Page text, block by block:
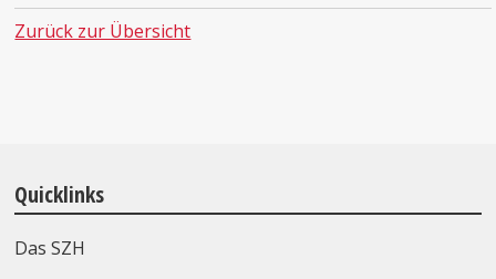
Zurück zur Übersicht
Quicklinks
Das SZH